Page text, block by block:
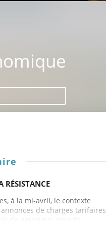
RÉSISTANCE
à la mi-avril, le contexte
de charges tarifaires
de nouveaux assauts....